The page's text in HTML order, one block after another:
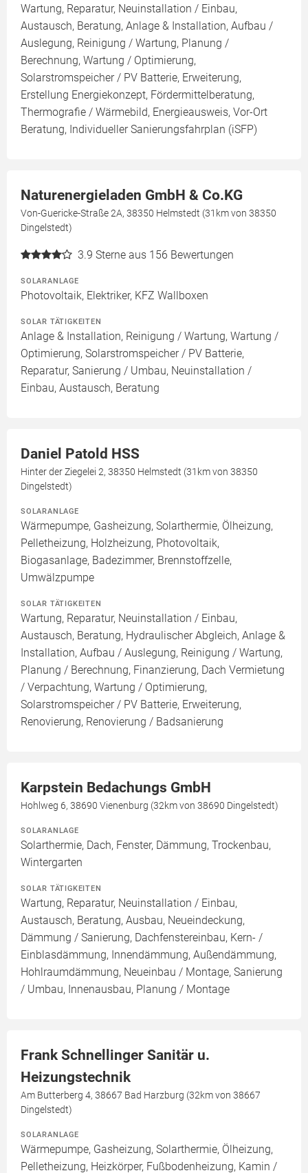
Wartung, Reparatur, Neuinstallation / Einbau,
Austausch, Beratung, Anlage & Installation, Aufbau /
Auslegung, Reinigung / Wartung, Planung /
Berechnung, Wartung / Optimierung,
Solarstromspeicher / PV Batterie, Erweiterung,
Erstellung Energiekonzept, Fördermittelberatung,
Thermografie / Wärmebild, Energieausweis, Vor-Ort
Beratung, Individueller Sanierungsfahrplan (iSFP)
Naturenergieladen GmbH & Co.KG
Von-Guericke-Straße 2A, 38350 Helmstedt (31km von 38350
Dingelstedt)
3.9 Sterne aus 156 Bewertungen
SOLARANLAGE
Photovoltaik, Elektriker, KFZ Wallboxen
SOLAR TÄTIGKEITEN
Anlage & Installation, Reinigung / Wartung, Wartung /
Optimierung, Solarstromspeicher / PV Batterie,
Reparatur, Sanierung / Umbau, Neuinstallation /
Einbau, Austausch, Beratung
Daniel Patold HSS
Hinter der Ziegelei 2, 38350 Helmstedt (31km von 38350
Dingelstedt)
SOLARANLAGE
Wärmepumpe, Gasheizung, Solarthermie, Ölheizung,
Pelletheizung, Holzheizung, Photovoltaik,
Biogasanlage, Badezimmer, Brennstoffzelle,
Umwälzpumpe
SOLAR TÄTIGKEITEN
Wartung, Reparatur, Neuinstallation / Einbau,
Austausch, Beratung, Hydraulischer Abgleich, Anlage &
Installation, Aufbau / Auslegung, Reinigung / Wartung,
Planung / Berechnung, Finanzierung, Dach Vermietung
/ Verpachtung, Wartung / Optimierung,
Solarstromspeicher / PV Batterie, Erweiterung,
Renovierung, Renovierung / Badsanierung
Karpstein Bedachungs GmbH
Hohlweg 6, 38690 Vienenburg (32km von 38690 Dingelstedt)
SOLARANLAGE
Solarthermie, Dach, Fenster, Dämmung, Trockenbau,
Wintergarten
SOLAR TÄTIGKEITEN
Wartung, Reparatur, Neuinstallation / Einbau,
Austausch, Beratung, Ausbau, Neueindeckung,
Dämmung / Sanierung, Dachfenstereinbau, Kern- /
Einblasdämmung, Innendämmung, Außendämmung,
Hohlraumdämmung, Neueinbau / Montage, Sanierung
/ Umbau, Innenausbau, Planung / Montage
Frank Schnellinger Sanitär u.
Heizungstechnik
Am Butterberg 4, 38667 Bad Harzburg (32km von 38667
Dingelstedt)
SOLARANLAGE
Wärmepumpe, Gasheizung, Solarthermie, Ölheizung,
Pelletheizung, Heizkörper, Fußbodenheizung, Kamin /